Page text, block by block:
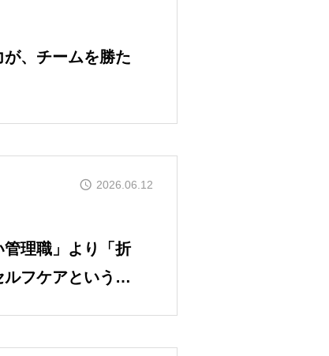
、チームを勝た
2026.06.12
管理職」より「折
フケアという、